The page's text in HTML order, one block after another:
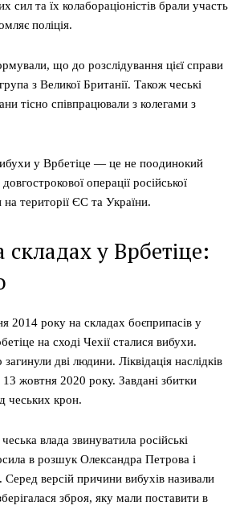
сил та їх колабораціоністів брали участь
поліція.
що до розслідування цієї справи
з Великої Британії. Також чеські
тісно співпрацювали з колегами з
у Врбетіце — це не поодинокий
операції російської
на території ЄС та України.
у Врбетіце:
2014 року на складах боєприпасів у
на сході Чехії сталися вибухи.
дві людини. Ліквідація наслідків
13 жовтня 2020 року. Завдані збитки
чеських крон.
влада звинуватила російські
в розшук Олександра Петрова і
версій причини вибухів називали
зброя, яку мали поставити в